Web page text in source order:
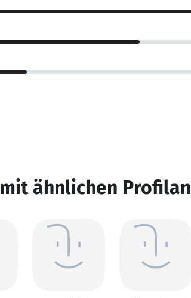
ähnlichen